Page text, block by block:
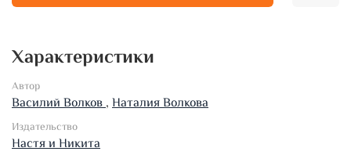
Характеристики
Автор
Василий Волков, Наталия Волкова
Издательство
Настя и Никита